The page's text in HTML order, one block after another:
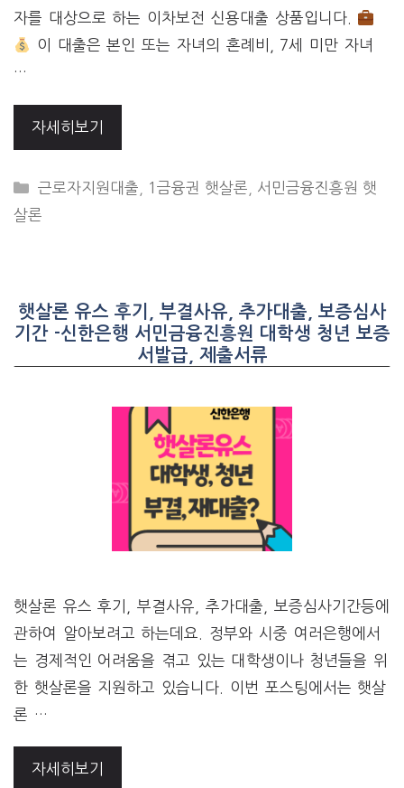
자를 대상으로 하는 이차보전 신용대출 상품입니다.
이 대출은 본인 또는 자녀의 혼례비, 7세 미만 자녀
…
자세히보기
CATEGORIES
근로자지원대출 1금융권 햇살론
서민금융진흥원 햇
살론
햇살론 유스 후기, 부결사유, 추가대출, 보증심사
기간 -신한은행 서민금융진흥원 대학생 청년 보증
서발급, 제출서류
햇살론 유스 후기, 부결사유, 추가대출, 보증심사기간등에
관하여 알아보려고 하는데요. 정부와 시중 여러은행에서
는 경제적인 어려움을 겪고 있는 대학생이나 청년들을 위
한 햇살론을 지원하고 있습니다. 이번 포스팅에서는 햇살
론 …
자세히보기